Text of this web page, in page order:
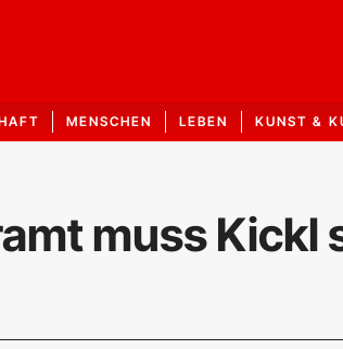
MENSCHEN LEBEN KUNST &
muss Kickl